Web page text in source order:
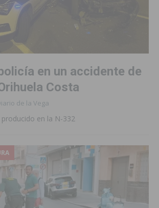
en un accidente de
Costa
de la Vega
producido en la N-332